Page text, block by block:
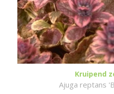
Kruipend
Ajuga reptans